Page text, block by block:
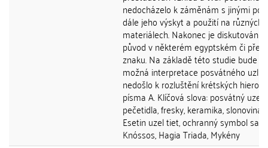
nedocházelo k záměnám s jinými
dále jeho výskyt a použití na různých
materiálech. Nakonec je diskutován
původ v některém egyptském či
znaku. Na základě této studie bude
možná interpretace posvátného
nedošlo k rozluštění krétských
písma A. Klíčová slova: posvátný uzel,
pečetidla, fresky, keramika, slonovina,
Esetin uzel tiet, ochranný symbol sa,
Knóssos, Hagia Triada, Mykény